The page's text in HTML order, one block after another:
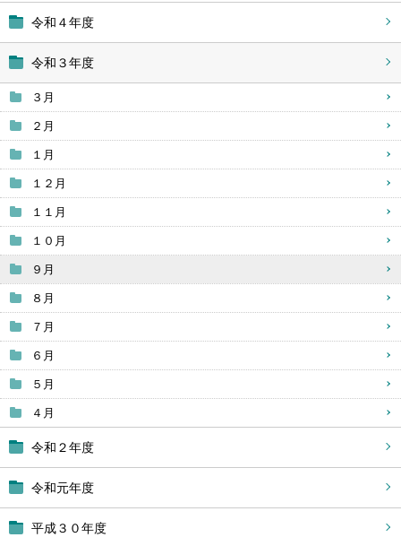
令和４年度
令和３年度
３月
２月
１月
１２月
１１月
１０月
９月
８月
７月
６月
５月
４月
令和２年度
令和元年度
平成３０年度